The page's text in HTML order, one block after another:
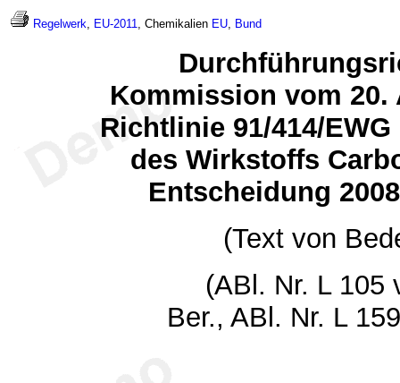
Regelwerk, EU-2011, Chemikalien EU, Bund
Kommission vom 20.
Richtlinie 91/414/
des Wirkstoffs
Entscheidung
(Text von
(ABl. Nr. L 105
Ber., ABl. Nr. L